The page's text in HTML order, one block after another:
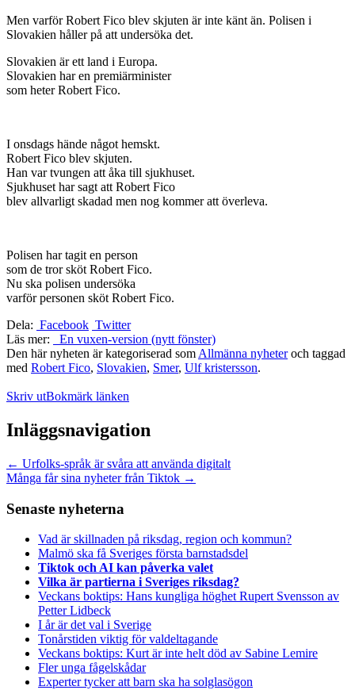
Men varför Robert Fico blev skjuten är inte känt än. Polisen i
Slovakien håller på att undersöka det.
Slovakien är ett land i Europa.
Slovakien har en premiärminister
som heter Robert Fico.
I onsdags hände något hemskt.
Robert Fico blev skjuten.
Han var tvungen att åka till sjukhuset.
Sjukhuset har sagt att Robert Fico
blev allvarligt skadad men nog kommer att överleva.
Polisen har tagit en person
som de tror sköt Robert Fico.
Nu ska polisen undersöka
varför personen sköt Robert Fico.
Dela: Facebook Twitter
Läs mer:
En vuxen-version (nytt fönster)
Den här nyheten är kategoriserad som Allmänna nyheteroch taggad
med Robert Fico, Slovakien, Smer, Ulf kristersson.
Skriv utBokmärk länken
Inläggsnavigation
← Urfolks-språk är svåra att använda digitalt
Många får sina nyheter från Tiktok →
Senaste nyheterna
Vad är skillnaden på riksdag, region och kommun?
Malmö ska få Sveriges första barnstadsdel
Tiktok och AI kan påverka valet
Vilka är partierna i Sveriges riksdag?
Veckans boktips: Hans kungliga höghet Rupert Svensson av
Petter Lidbeck
I år är det val i Sverige
Tonårstiden viktig för valdeltagande
Veckans boktips: Kurt är inte helt död av Sabine Lemire
Fler unga fågelskådar
Experter tycker att barn ska ha solglasögon